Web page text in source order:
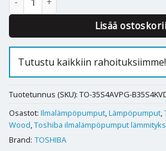
Lisää
Tutustu kaikkiin rahoituksiimme!
Tuotetunnus (SKU): TO-35S4AVPG-
Osastot: Ilmalämpöpumput,Lämpöpumput,
Wood,Toshiba ilmalämpöpumput
Brand: TOSHIBA